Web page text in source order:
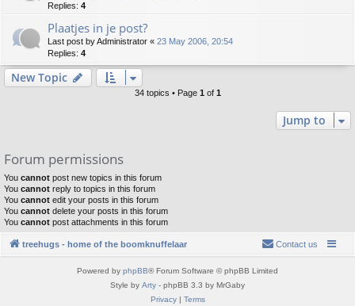
Replies: 4
Plaatjes in je post?
Last post byAdministrator « 23 May 2006, 20:54
Replies: 4
New Topic
34 topics • Page 1 of 1
Jump to
Forum permissions
You cannot post new topics in this forum
You cannot reply to topics in this forum
You cannot edit your posts in this forum
You cannot delete your posts in this forum
You cannot post attachments in this forum
treehugs - home of the boomknuffelaar Contact us
Powered by phpBB® Forum Software © phpBB Limited
Style by Arty - phpBB 3.3 by MrGaby
Privacy| Terms